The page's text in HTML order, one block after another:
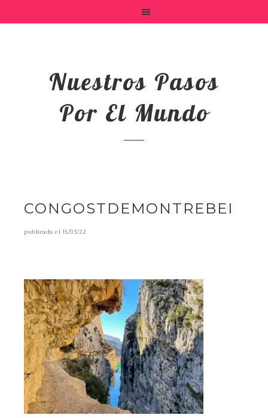
Nuestros Pasos
Por El Mundo
CONGOSTDEMONTREBEI
publicada el15/03/22